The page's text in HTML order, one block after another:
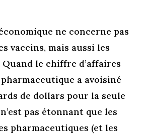
ne concerne pas
vaccins, mais aussi les
Quand le chiffre d’affaires
a avoisiné
de dollars pour la seule
pas étonnant que les
pharmaceutiques (et les